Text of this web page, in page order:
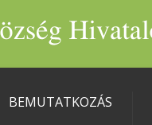
BEMUTATKOZÁS